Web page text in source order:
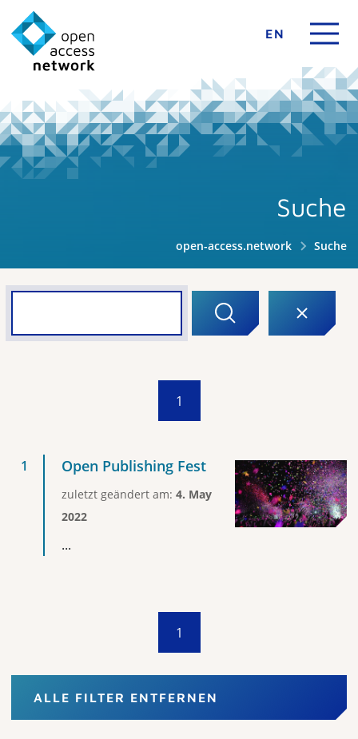
EN
Suche
open-access.network Suche
1
Open Publishing Fest
zuletzt geändert am: 4. May
2022
...
1
ALLE FILTER ENTFERNEN